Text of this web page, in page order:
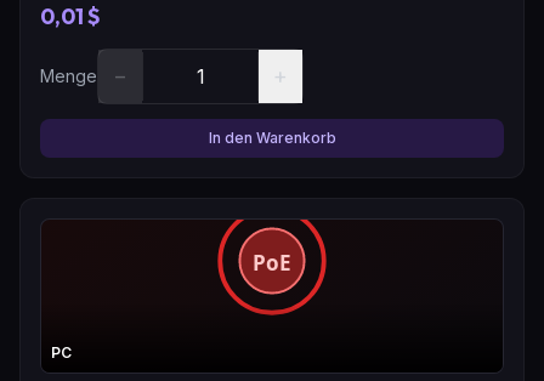
0,01 $
Menge − +
In den Warenkorb
PC